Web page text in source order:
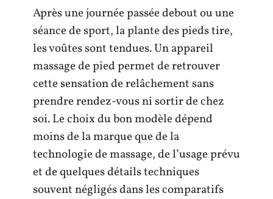
Après une journée passée debout ou une
séance de sport, la plante des pieds tire,
les voûtes sont tendues. Un appareil
massage de pied permet de retrouver
cette sensation de relâchement sans
prendre rendez-vous ni sortir de chez
soi. Le choix du bon modèle dépend
moins de la marque que de la
technologie de massage, de l’usage prévu
et de quelques détails techniques
souvent négligés dans les comparatifs